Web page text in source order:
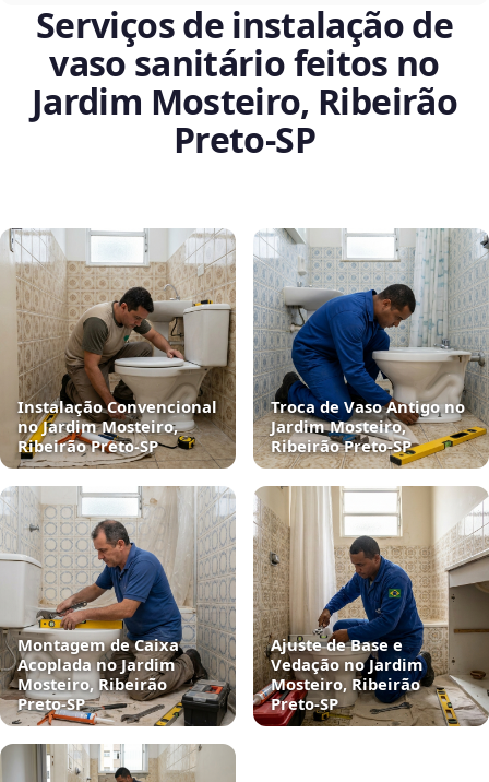
Serviços de instalação de
vaso sanitário feitos no
Jardim Mosteiro, Ribeirão
Preto‑SP
Instalação Convencional
no Jardim Mosteiro,
Ribeirão Preto‑SP
Troca de Vaso Antigo no
Jardim Mosteiro,
Ribeirão Preto‑SP
Montagem de Caixa
Acoplada no Jardim
Mosteiro, Ribeirão
Preto‑SP
Ajuste de Base e
Vedação no Jardim
Mosteiro, Ribeirão
Preto‑SP